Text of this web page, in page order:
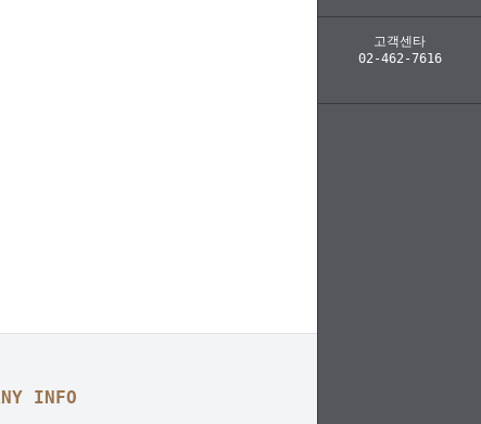
고객센타
02-462-7616
INFO